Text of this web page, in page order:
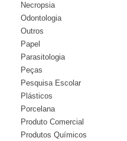
Necropsia
Odontologia
Outros
Papel
Parasitologia
Peças
Pesquisa Escolar
Plásticos
Porcelana
Produto Comercial
Produtos Químicos